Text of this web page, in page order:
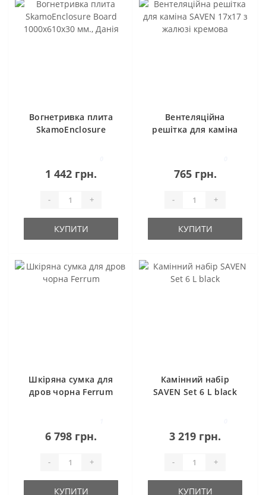
Вогнетривка плита
SkamoEnclosure
1 442 грн.
- +
КУПИТИ
Вентеляційна
решітка для каміна
765 грн.
- +
КУПИТИ
Шкіряна сумка для
дров чорна Ferrum
6 798 грн.
- +
КУПИТИ
Камінний набір
SAVEN Set 6 L black
3 219 грн.
- +
КУПИТИ